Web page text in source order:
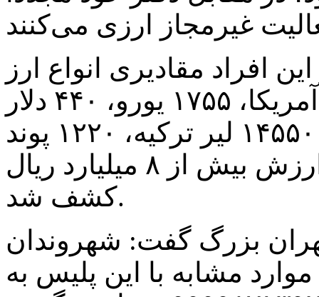
افراد مقادیری انواع ارز
شامل مقدار ۱۱۴۰۷ دلار آمریکا، ۱۷۵۵ یورو، ۴۴۰ دلار
استرالیا، ۱۶۰۰ کرون سوئد، ۱۴۵۵۰ لیر ترکیه، ۱۲۲۰ پوند
انگلیس مجموعا ۳۰۹۷۲ واحد به ارزش بیش از ۸ میلیارد ریال
کشف شد.
بزرگ گفت: شهروندان
مشابه با این پلیس به